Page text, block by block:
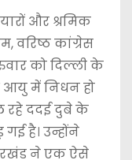
और श्रमिक
वरिष्ठ कांग्रेस
को दिल्ली के
आयु में निधन हो
रहे ददई दुबे के
है। उन्होंने
ने एक ऐसे